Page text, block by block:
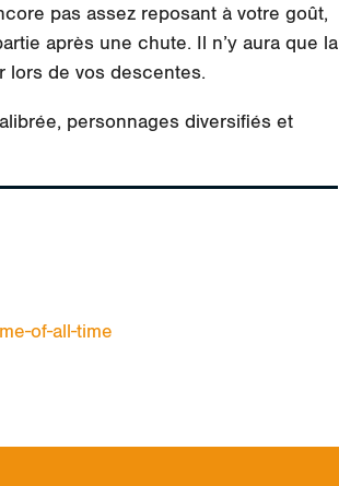
pas assez reposant à votre goût,
après une chute. Il n’y aura que la
lors de vos descentes.
personnages diversifiés et
of-all-time